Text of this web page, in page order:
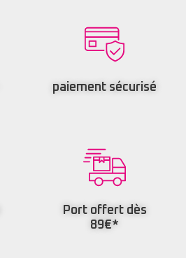
paiement sécurisé
Port offert dès
89€*